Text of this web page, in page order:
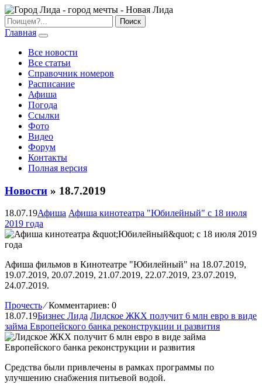
Главная
Все новости
Все статьи
Справочник номеров
Расписание
Афиша
Погода
Ссылки
Фото
Видео
Форум
Контакты
Полная версия
Новости » 18.7.2019
18.07.19Афиша Афиша кинотеатра "Юбилейный" c 18 июля
2019 года
Афиша фильмов в Кинотеатре "Юбилейный" на 18.07.2019,
19.07.2019, 20.07.2019, 21.07.2019, 22.07.2019, 23.07.2019,
24.07.2019.
Прочесть ⁄Комментариев: 0
18.07.19Бизнес Лида Лидское ЖКХ получит 6 млн евро в виде
займа Европейского банка реконструкции и развития
Средства были привлечены в рамках программы по
улучшению снабжения питьевой водой.